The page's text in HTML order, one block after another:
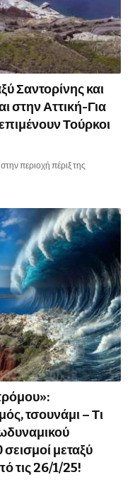
Σαντορίνης και
στην Αττική-Για
Τούρκοι
περιοχή πέριξ της
τσουνάμι – Τι
μεταξύ
τις 26/1/25!